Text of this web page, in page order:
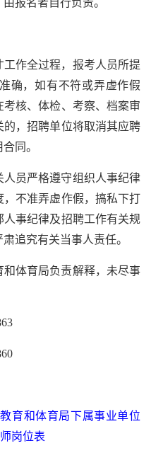
工作全过程，报考人员所提
确，如有不符或弄虚作假
核、体检、考察、档案审
，招聘单位将取消其应聘
同。
人员严格遵守组织人事纪律
不准弄虚作假，搞私下打
事纪律及招聘工作有关规
追究有关当事人责任。
和体育局负责解释，未尽事
育和体育局下属事业单位
岗位表